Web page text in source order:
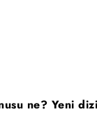
ne? Yeni